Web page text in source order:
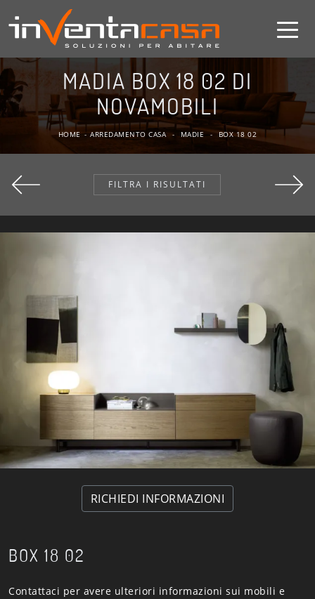
MADIA BOX 18 02 DI
NOVAMOBILI
HOME - ARREDAMENTO CASA - MADIE - BOX 18 02
FILTRA I RISULTATI
RICHIEDI INFORMAZIONI
BOX 18 02
Contattaci per avere ulteriori informazioni sui mobili e